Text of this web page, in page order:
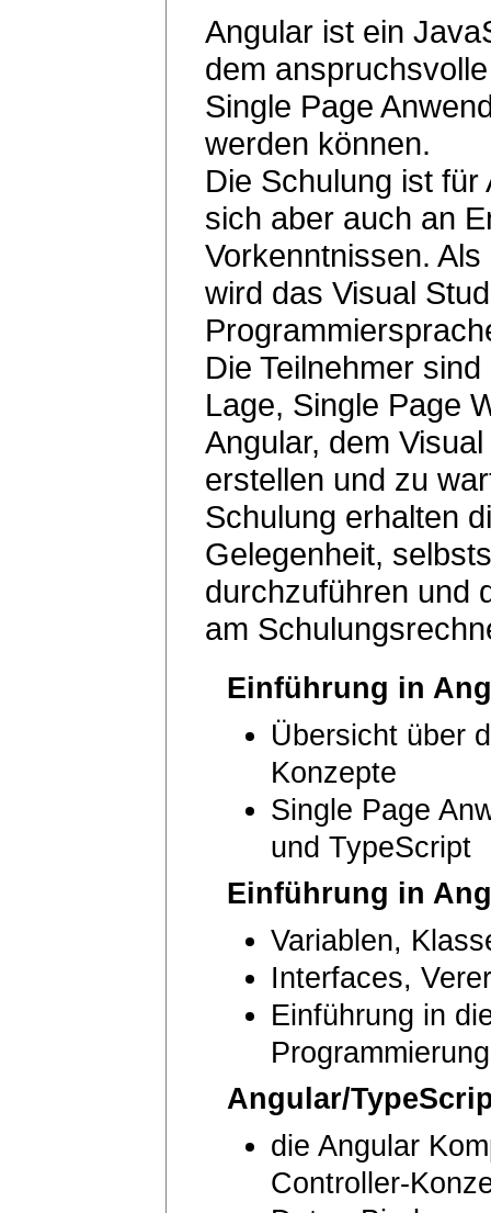
Angular ist ein
dem
Single Page
werden können.
Die Schulung ist
sich aber auch an
Vorkenntnissen.
wird das Visual
Die Teilnehmer
Lage, Single Page
Angular, dem
erstellen und zu
Schulung erhalten
Gelegenheit,
durchzuführen und
am
Einführung in
Übersicht über
Konzepte
Single Page
und TypeScript
Einführung in
Variablen,
Interfaces,
Einführung in
Angular/
die Angular
Controller-